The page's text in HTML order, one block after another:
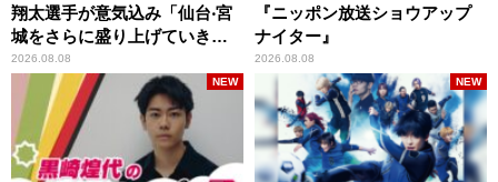
翔太選手が意気込み「仙台‧宮
城をさらに盛り上げていきた
いです」
2026.08.08
『ニッポン放送ショウアップ
ナイター』
2026.08.08
NEW NEW